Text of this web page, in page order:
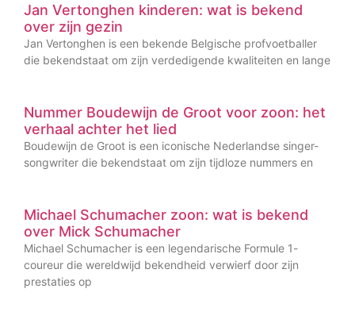
Jan Vertonghen kinderen: wat is bekend
over zijn gezin
Jan Vertonghen is een bekende Belgische profvoetballer
die bekendstaat om zijn verdedigende kwaliteiten en lange
Nummer Boudewijn de Groot voor zoon: het
verhaal achter het lied
Boudewijn de Groot is een iconische Nederlandse singer-
songwriter die bekendstaat om zijn tijdloze nummers en
Michael Schumacher zoon: wat is bekend
over Mick Schumacher
Michael Schumacher is een legendarische Formule 1-
coureur die wereldwijd bekendheid verwierf door zijn
prestaties op